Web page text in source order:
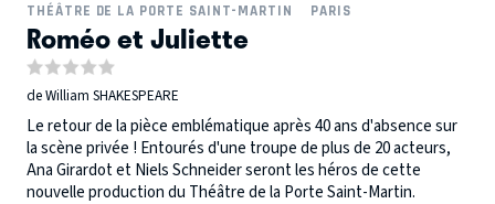
THÉÂTRE DE LA PORTE SAINT-MARTIN
PARIS
Roméo et Juliette
de William SHAKESPEARE
Le retour de la pièce emblématique après 40 ans d'absence sur
la scène privée ! Entourés d'une troupe de plus de 20 acteurs,
Ana Girardot et Niels Schneider seront les héros de cette
nouvelle production du Théâtre de la Porte Saint-Martin.